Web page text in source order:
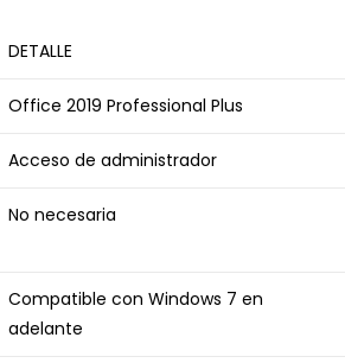
DETALLE
Office 2019 Professional Plus
Acceso de administrador
No necesaria
Compatible con Windows 7 en
adelante